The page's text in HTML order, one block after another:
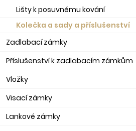
Lišty k posuvnému kování
Kolečka a sady a příslušenství
Zadlabací zámky
Příslušenství k zadlabacím zámkům
Vložky
Visací zámky
Lankové zámky